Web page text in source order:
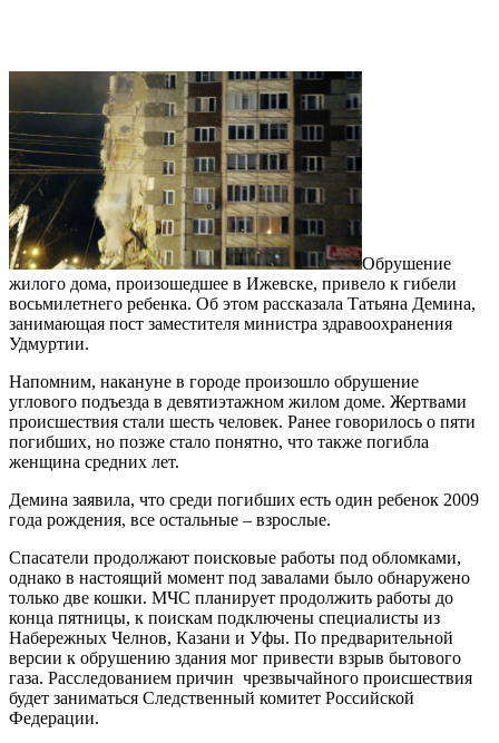
Обрушение
жилого дома, произошедшее в Ижевске, привело к гибели
восьмилетнего ребенка. Об этом рассказала Татьяна Демина,
занимающая пост заместителя министра здравоохранения
Удмуртии.
Напомним, накануне в городе произошло обрушение
углового подъезда в девятиэтажном жилом доме. Жертвами
происшествия стали шесть человек. Ранее говорилось о пяти
погибших, но позже стало понятно, что также погибла
женщина средних лет.
Демина заявила, что среди погибших есть один ребенок 2009
года рождения, все остальные – взрослые.
Спасатели продолжают поисковые работы под обломками,
однако в настоящий момент под завалами было обнаружено
только две кошки. МЧС планирует продолжить работы до
конца пятницы, к поискам подключены специалисты из
Набережных Челнов, Казани и Уфы. По предварительной
версии к обрушению здания мог привести взрыв бытового
газа. Расследованием причин чрезвычайного происшествия
будет заниматься Следственный комитет Российской
Федерации.